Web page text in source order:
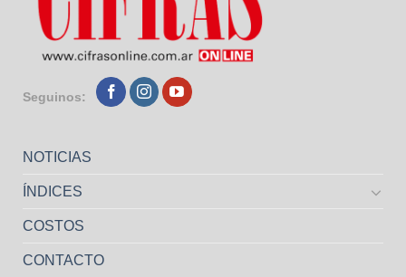
Seguinos:
NOTICIAS
ÍNDICES
COSTOS
CONTACTO